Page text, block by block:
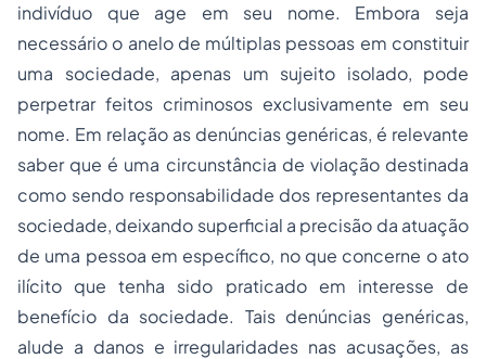
indivíduo que age em seu nome. Embora seja
necessário o anelo de múltiplas pessoas em constituir
uma sociedade, apenas um sujeito isolado, pode
perpetrar feitos criminosos exclusivamente em seu
nome. Em relação as denúncias genéricas, é relevante
saber que é uma circunstância de violação destinada
como sendo responsabilidade dos representantes da
sociedade, deixando superficial a precisão da atuação
de uma pessoa em específico, no que concerne o ato
ilícito que tenha sido praticado em interesse de
benefício da sociedade. Tais denúncias genéricas,
alude a danos e irregularidades nas acusações, as